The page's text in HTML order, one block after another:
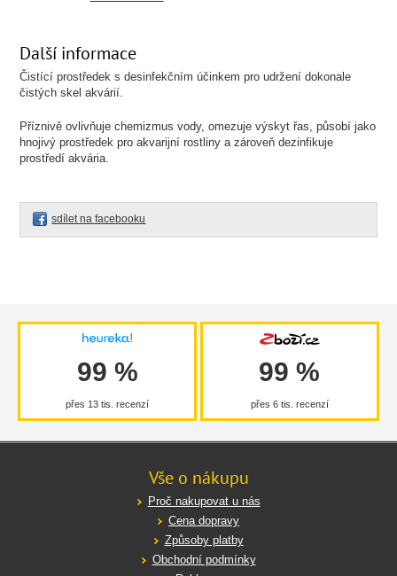
Další informace
Čistící prostředek s desinfekčním účinkem pro udržení dokonale
čistých skel akvárií.
Příznivě ovlivňuje chemizmus vody, omezuje výskyt řas, působí jako
hnojivý prostředek pro akvarijní rostliny a zároveň dezinfikuje
prostředí akvária.
sdílet na facebooku
99 %
přes 13 tis. recenzí
99 %
přes 6 tis. recenzí
Vše o nákupu
Proč nakupovat u nás
Cena dopravy
Způsoby platby
Obchodní podmínky